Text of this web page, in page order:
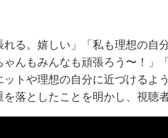
る。嬉しい」「私も理想の自
んもみんなも頑張ろう〜！」
トや理想の自分に近づけるよ
落としたことを明かし、視聴